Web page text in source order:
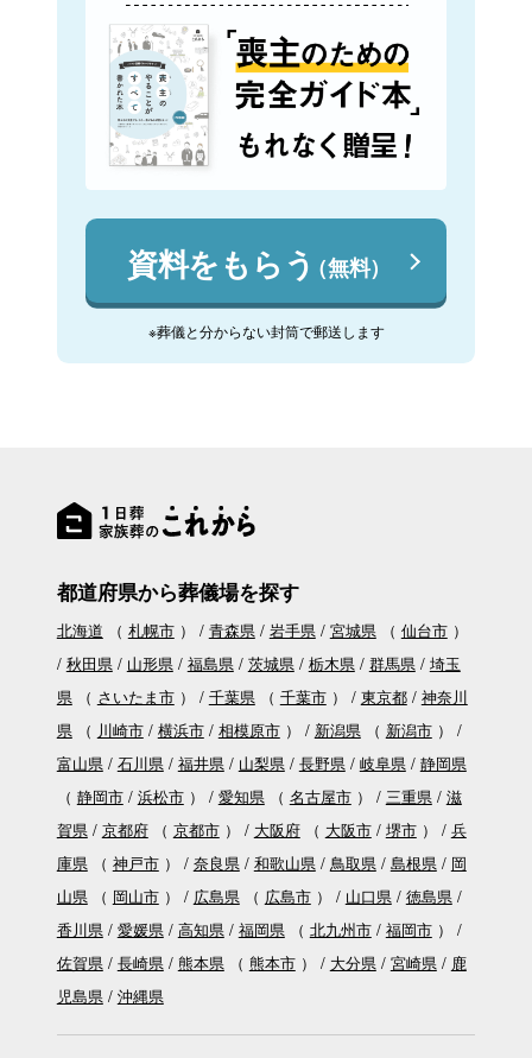
資料をもらう（無料）
※葬儀と分からない封筒で郵送します
都道府県から葬儀場を探す
北海道 （ 札幌市） 青森県 岩手県 宮城県（ 仙台市）
秋田県
山形県 福島県 茨城県 栃木県 群馬県
埼玉
県（ さいたま市） 千葉県（ 千葉市） 東京都
神奈川
県（ 川崎市 横浜市 相模原市） 新潟県（ 新潟市）
富山県
石川県 福井県 山梨県 長野県 岐阜県
静岡県
（ 静岡市 浜松市） 愛知県（ 名古屋市） 三重県
滋
賀県
京都府（ 京都市） 大阪府（ 大阪市 堺市）
兵
庫県（ 神戸市） 奈良県 和歌山県 鳥取県 島根県
岡
山県（ 岡山市） 広島県（ 広島市） 山口県
徳島県
香川県
愛媛県 高知県 福岡県（ 北九州市 福岡市）
佐賀県
長崎県 熊本県（ 熊本市） 大分県 宮崎県
鹿
児島県
沖縄県